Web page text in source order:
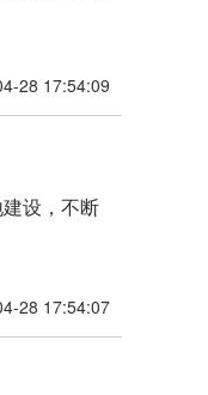
28 17:54:09
设，不断
28 17:54:07